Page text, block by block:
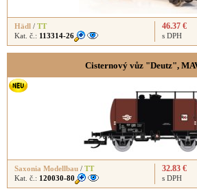
Hädl / TT
Kat. č.: 113314-26
46.37 €
s DPH
Cisternový vůz "Deutz",
Saxonia Modellbau / TT
Kat. č.: 120030-80
32.83 €
s DPH